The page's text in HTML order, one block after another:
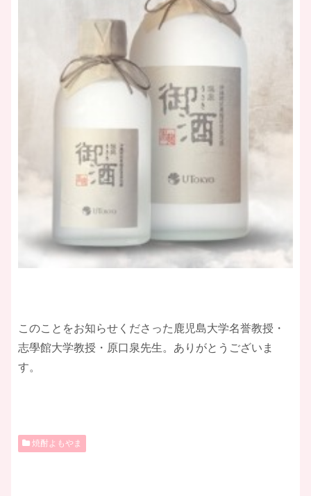
このことをお知らせくださった鹿児島大学名誉教授・
志學館大学教授・原口泉先生。ありがとうございま
す。
焼酎よもやま